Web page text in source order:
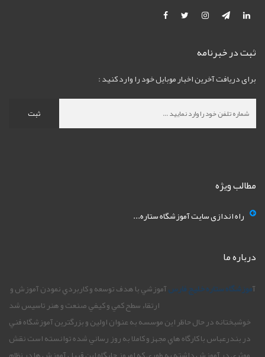
ثبت در خبرنامه
برای دریافت آخرین اخبار موبایل خود را وارد کنید :
ثبت
مطالب ویژه
راه اندازی سایت آموزشگاه ستاره...
درباره ما
آموزشگاه ستاره خليج فارسآموزشي با هدف توسعه و کاربردي نمودن آموزش و
ارتقاء سطح کمي و کيفي صنعت و هنر تاسيس شد
خوشبختانه در حال حاظر اين موسسه به عنوان اولين و بزرگترين آموزشگاه فني
در بندرعباس با کارگاه هاي مجهز و کاملا به روز رساني شده توانسته است نقش